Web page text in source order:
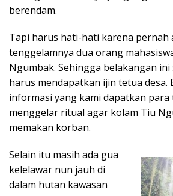
berendam.
Tapi harus hati-hati karena pernah
tenggelamnya dua orang
Ngumbak. Sehingga belakangan
harus mendapatkan ijin tetua desa.
informasi yang kami dapatkan para
menggelar ritual agar kolam Tiu
memakan korban.
Selain itu masih ada gua
kelelawar nun jauh di
dalam hutan kawasan